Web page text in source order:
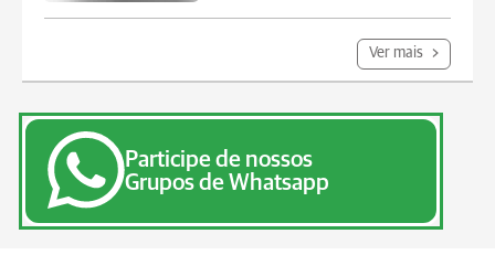
Ver mais
Participe de nossos
Grupos de Whatsapp